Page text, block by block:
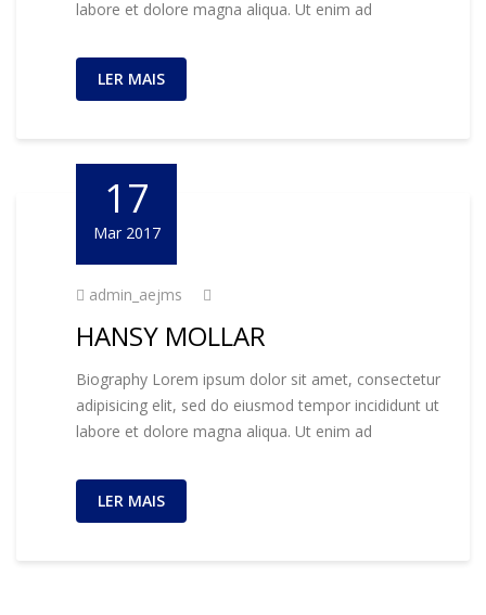
labore et dolore magna aliqua. Ut enim ad
LER MAIS
17
Mar 2017
admin_aejms
HANSY MOLLAR
Biography Lorem ipsum dolor sit amet, consectetur
adipisicing elit, sed do eiusmod tempor incididunt ut
labore et dolore magna aliqua. Ut enim ad
LER MAIS